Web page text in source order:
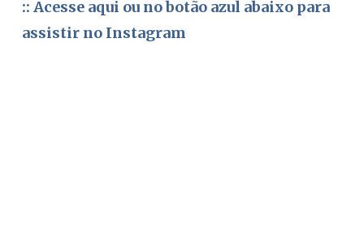
:: Acesse aqui ou no botão azul abaixo para
assistir no Instagram